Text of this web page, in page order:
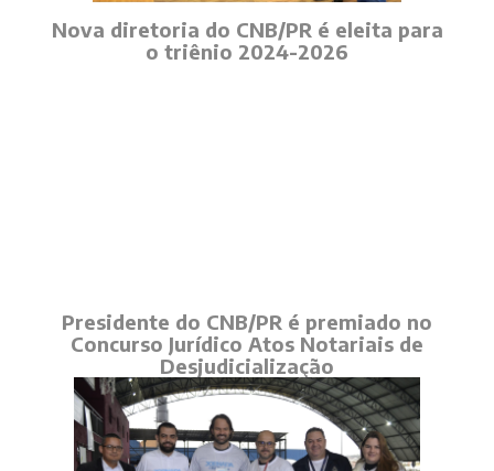
Nova diretoria do CNB/PR é eleita para
o triênio 2024-2026
Presidente do CNB/PR é premiado no
Concurso Jurídico Atos Notariais de
Desjudicialização